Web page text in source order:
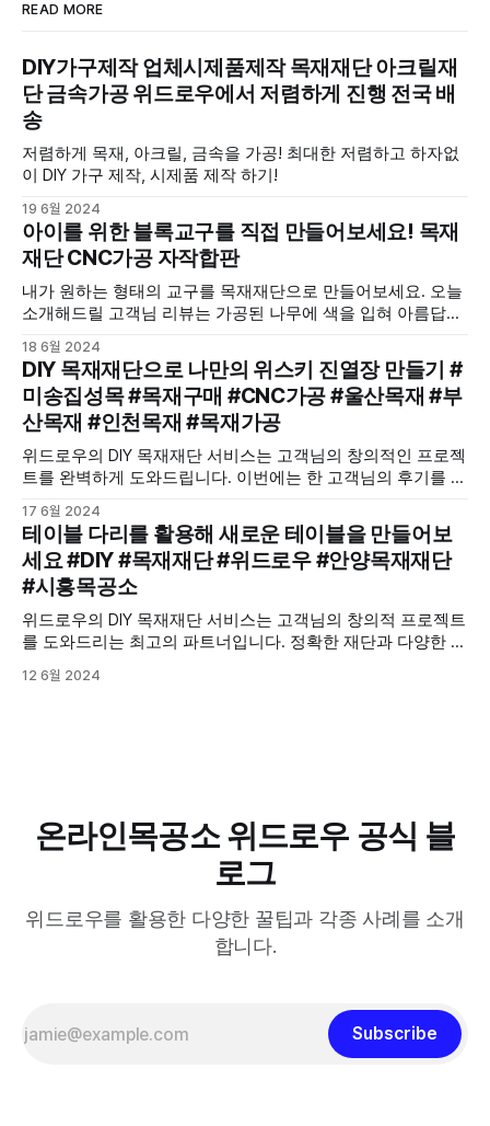
READ MORE
DIY가구제작 업체시제품제작 목재재단 아크릴재
단 금속가공 위드로우에서 저렴하게 진행 전국 배
송
저렴하게 목재, 아크릴, 금속을 가공! 최대한 저렴하고 하자없
이 DIY 가구 제작, 시제품 제작 하기!
19 6월 2024
아이를 위한 블록교구를 직접 만들어보세요! 목재
재단 CNC가공 자작합판
내가 원하는 형태의 교구를 목재재단으로 만들어보세요. 오늘
소개해드릴 고객님 리뷰는 가공된 나무에 색을 입혀 아름답게
18 6월 2024
DIY 목재재단으로 나만의 위스키 진열장 만들기 #
미송집성목 #목재구매 #CNC가공 #울산목재 #부
산목재 #인천목재 #목재가공
위드로우의 DIY 목재재단 서비스는 고객님의 창의적인 프로젝
트를 완벽하게 도와드립니다. 이번에는 한 고객님의 후기를 통
17 6월 2024
테이블 다리를 활용해 새로운 테이블을 만들어보
세요 #DIY #목재재단 #위드로우 #안양목재재단
#시흥목공소
위드로우의 DIY 목재재단 서비스는 고객님의 창의적 프로젝트
를 도와드리는 최고의 파트너입니다. 정확한 재단과 다양한 옵
도와드립니다.
12 6월 2024
온라인목공소 위드로우 공식 블
로그
위드로우를 활용한 다양한 꿀팁과 각종 사례를 소개
합니다.
Subscribe